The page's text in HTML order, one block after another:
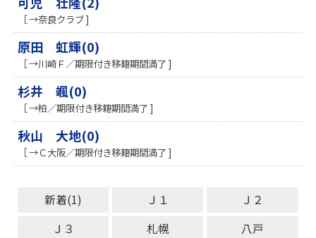
［ →奈良クラブ ]
原田 虹輝(0)
［ →川崎Ｆ／期限付き移籍期間満了 ]
杉井 颯(0)
［ →柏／期限付き移籍期間満了 ]
秋山 大地(0)
［ →Ｃ大阪／期限付き移籍期間満了 ]
新着(1) Ｊ１
Ｊ２
Ｊ３
札幌
八戸